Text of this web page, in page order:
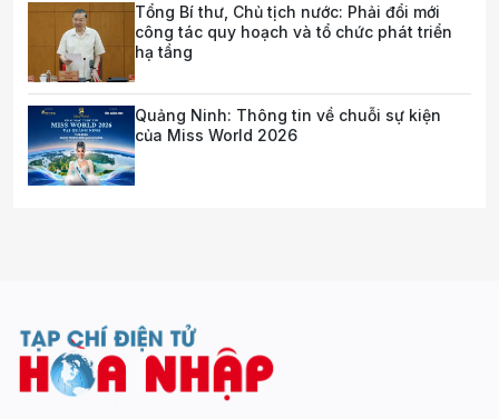
Tổng Bí thư, Chủ tịch nước: Phải đổi mới
công tác quy hoạch và tổ chức phát triển
hạ tầng
Quảng Ninh: Thông tin về chuỗi sự kiện
của Miss World 2026